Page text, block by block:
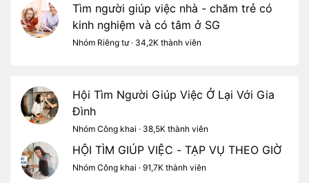
Tìm người giúp việc nhà - chăm trẻ có
kinh nghiệm và có tâm ở SG
Nhóm Riêng tư · 34,2K thành viên
Hội Tìm Người Giúp Việc Ở Lại Với Gia
Đình
Nhóm Công khai · 38,5K thành viên
HỘI TÌM GIÚP VIỆC - TẠP VỤ THEO GIỜ
Nhóm Công khai · 91,7K thành viên